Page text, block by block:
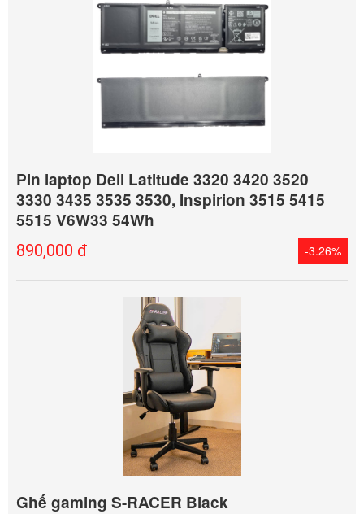
Pin laptop Dell Latitude 3320 3420 3520
3330 3435 3535 3530, Inspirion 3515 5415
5515 V6W33 54Wh
890,000 đ -3.26%
Ghế gaming S-RACER Black